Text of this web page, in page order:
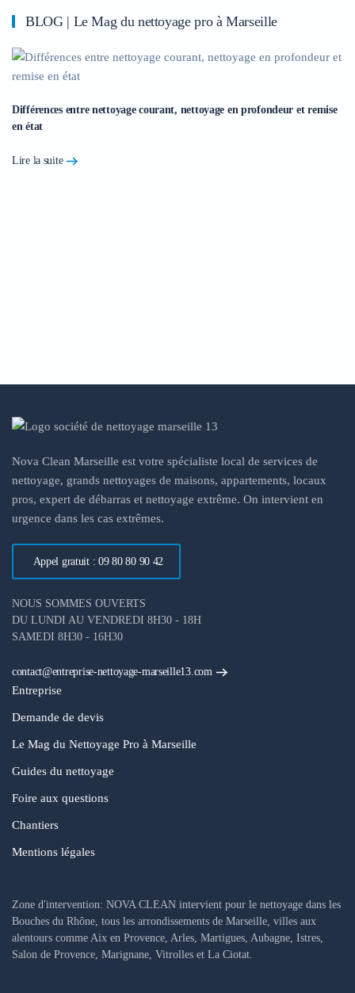
BLOG | Le Mag du nettoyage pro à Marseille
Différences entre nettoyage courant, nettoyage en profondeur et remise
en état
Lire la suite
Nova Clean Marseille est votre spécialiste local de services de
nettoyage, grands nettoyages de maisons, appartements, locaux
pros, expert de débarras et nettoyage extrême. On intervient en
urgence dans les cas extrêmes.
Appel gratuit : 09 80 80 90 42
NOUS SOMMES OUVERTS
DU LUNDI AU VENDREDI 8H30 - 18H
SAMEDI 8H30 - 16H30
contact@entreprise-nettoyage-marseille13.com
Entreprise
Demande de devis
Le Mag du Nettoyage Pro à Marseille
Guides du nettoyage
Foire aux questions
Chantiers
Mentions légales
Zone d'intervention: NOVA CLEAN intervient pour le nettoyage dans les
Bouches du Rhône, tous les arrondissements de Marseille, villes aux
alentours comme Aix en Provence, Arles, Martigues, Aubagne, Istres,
Salon de Provence, Marignane, Vitrolles et La Ciotat.